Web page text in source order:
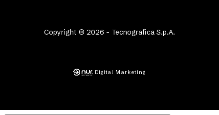
Copyright © 2026 - Tecnografica S.p.A.
Digital Marketing